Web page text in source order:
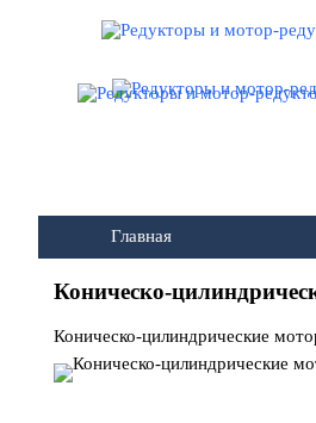
Главная
Коническо-
Коническо-цилиндрические